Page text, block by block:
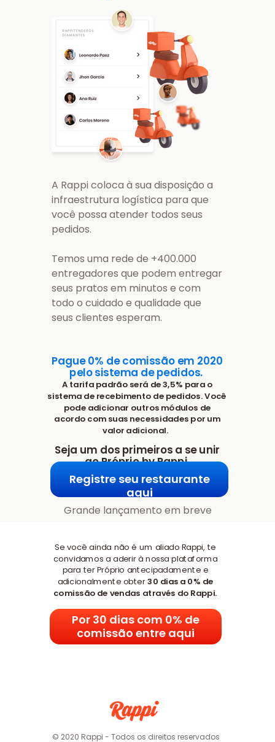
A Rappi coloca à sua disposição a
infraestrutura logística para que
você possa atender todos seus
pedidos.
Temos uma rede de +400.000
entregadores que podem entregar
seus pratos em minutos e com
todo o cuidado e qualidade que
seus clientes esperam.
© 2020 Rappi - Todos os direitos reservados
Pague 0% de comissão em 2020
pelo sistema de pedidos.
A tarifa padrão será de 3,5% para o
sistema de recebimento de pedidos.Você
pode adicionar outros módulos de
acordo com suas necessidades por um
valor adicional.
Seja um dos primeiros a se unir
ao Próprio by Rappi.
Registre seu restaurante
aqui
Grande lançamento em breve
Se você ainda não é um aliado Rappi, te
convidamos a aderir à nossa plataforma
para ter Próprio antecipadamente e
adicionalmente obter30 dias a 0% de
comissão de vendas através do Rappi.
Por 30 dias com 0% de
comissão entre aqui